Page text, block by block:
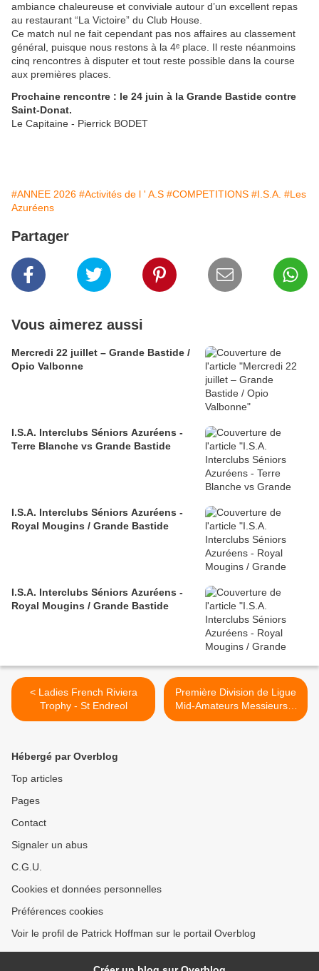
ambiance chaleureuse et conviviale autour d’un excellent repas
au restaurant “La Victoire” du Club House.
Ce match nul ne fait cependant pas nos affaires au classement
général, puisque nous restons à la 4ᵉ place. Il reste néanmoins
cinq rencontres à disputer et tout reste possible dans la course
aux premières places.
Prochaine rencontre : le 24 juin à la Grande Bastide contre
Saint-Donat.
Le Capitaine - Pierrick BODET
#ANNEE 2026 #Activités de l ' A.S #COMPETITIONS #I.S.A. #Les
Azuréens
Partager
Vous aimerez aussi
Mercredi 22 juillet – Grande Bastide /
Opio Valbonne
I.S.A. Interclubs Séniors Azuréens -
Terre Blanche vs Grande Bastide
I.S.A. Interclubs Séniors Azuréens -
Royal Mougins / Grande Bastide
I.S.A. Interclubs Séniors Azuréens -
Royal Mougins / Grande Bastide
< Ladies French Riviera
Trophy - St Endreol
Première Division de Ligue
Mid-Amateurs Messieurs –
Golf de Miramas (12 au 14
Hébergé par Overblog
Top articles
Pages
Contact
Signaler un abus
C.G.U.
Cookies et données personnelles
Préférences cookies
Voir le profil de Patrick Hoffman sur le portail Overblog